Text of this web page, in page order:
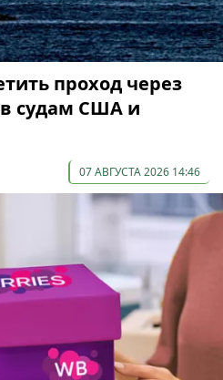
проход через
судам США и
07 АВГУСТА 2026 14:46